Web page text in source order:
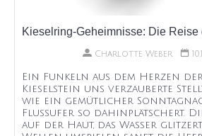
Charlotte Weber
Ein Funkeln aus dem Herzen
Kieselstein uns verzauberte
wie ein gemütlicher
Flussufer so dahinplätschert.
auf der Haut, das Wasser